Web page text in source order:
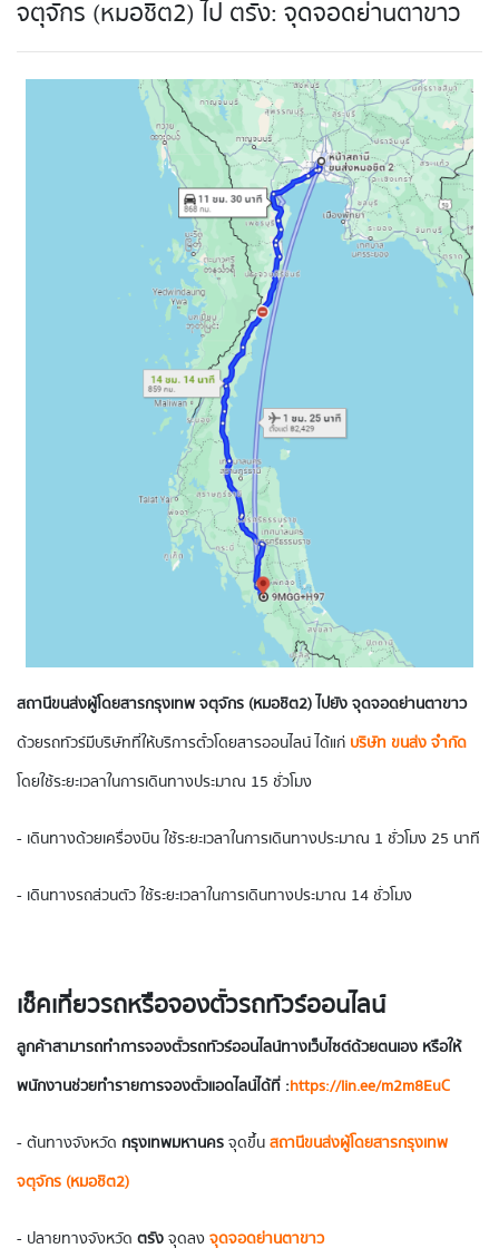
จตุจักร (หมอชิต2) ไป ตรัง: จุดจอดย่านตาขาว
สถานีขนส่งผู้โดยสารกรุงเทพ จตุจักร (หมอชิต2) ไปยัง จุดจอดย่านตาขาว
ด้วยรถทัวร์มีบริษัทที่ให้บริการตั๋วโดยสารออนไลน์ ได้แก่ บริษัท ขนส่ง จำกัด
โดยใช้ระยะเวลาในการเดินทางประมาณ 15 ชั่วโมง
- เดินทางด้วยเครื่องบิน ใช้ระยะเวลาในการเดินทางประมาณ 1 ชั่วโมง 25 นาที
- เดินทางรถส่วนตัว ใช้ระยะเวลาในการเดินทางประมาณ 14 ชั่วโมง
เช็คเที่ยวรถหรือจองตั๋วรถทัวร์ออนไลน์
ลูกค้าสามารถทำการจองตั๋วรถทัวร์ออนไลน์ทางเว็บไซต์ด้วยตนเอง หรือให้
พนักงานช่วยทำรายการจองตั๋วแอดไลน์ได้ที่ :https://lin.ee/m2m8EuC
- ต้นทางจังหวัด กรุงเทพมหานครจุดขึ้นสถานีขนส่งผู้โดยสารกรุงเทพ
จตุจักร (หมอชิต2)
- ปลายทางจังหวัด ตรังจุดลงจุดจอดย่านตาขาว